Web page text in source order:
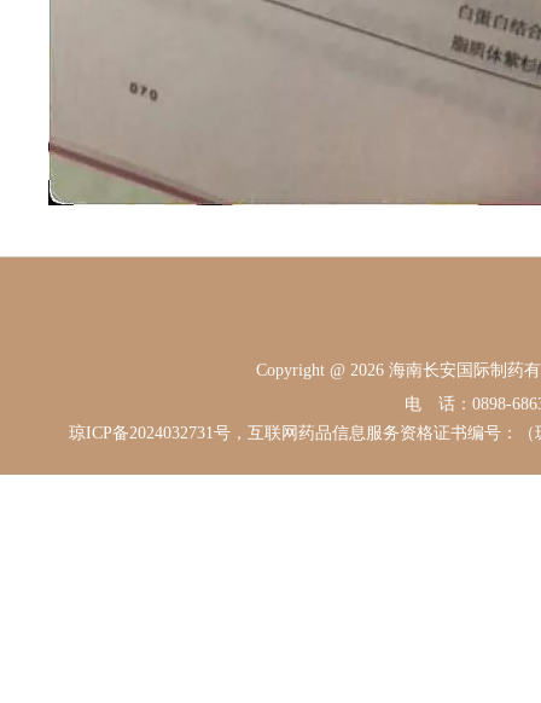
Copyright @ 2026 海南长安国际制
电 话：0898-
琼ICP备2024032731号，互联网药品信息服务资格证书编号：（